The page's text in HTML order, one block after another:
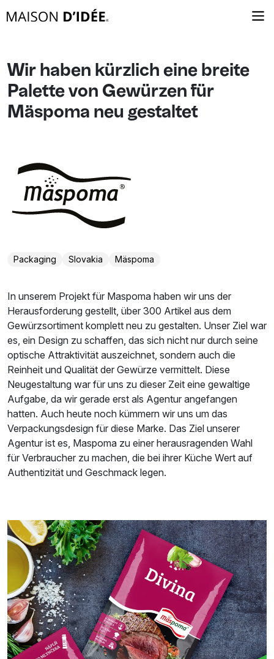
Wir haben kürzlich eine breite
Palette von Gewürzen für
Mäspoma neu gestaltet
Packaging Slovakia Mäspoma
In unserem Projekt für Maspoma haben wir uns der
Herausforderung gestellt, über 300 Artikel aus dem
Gewürzsortiment komplett neu zu gestalten. Unser Ziel war
es, ein Design zu schaffen, das sich nicht nur durch seine
optische Attraktivität auszeichnet, sondern auch die
Reinheit und Qualität der Gewürze vermittelt. Diese
Neugestaltung war für uns zu dieser Zeit eine gewaltige
Aufgabe, da wir gerade erst als Agentur angefangen
hatten. Auch heute noch kümmern wir uns um das
Verpackungsdesign für diese Marke. Das Ziel unserer
Agentur ist es, Maspoma zu einer herausragenden Wahl
für Verbraucher zu machen, die bei ihrer Küche Wert auf
Authentizität und Geschmack legen.